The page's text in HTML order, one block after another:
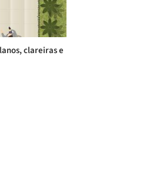
clareiras e